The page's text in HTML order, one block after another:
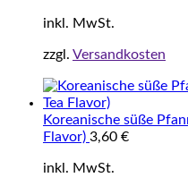
inkl. MwSt.
zzgl. Versandkosten
Koreanische süße
Flavor) 3,60 €
inkl. MwSt.